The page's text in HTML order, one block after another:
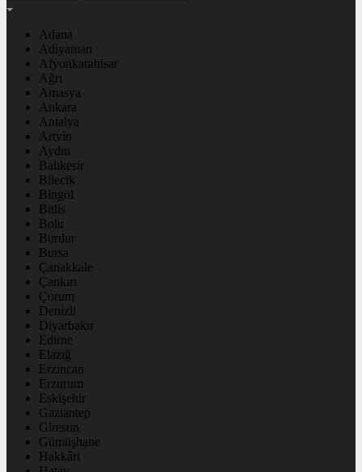
Adana
Adıyaman
Afyonkarahisar
Ağrı
Amasya
Ankara
Antalya
Artvin
Aydın
Balıkesir
Bilecik
Bingöl
Bitlis
Bolu
Burdur
Bursa
Çanakkale
Çankırı
Çorum
Denizli
Diyarbakır
Edirne
Elazığ
Erzincan
Erzurum
Eskişehir
Gaziantep
Giresun
Gümüşhane
Hakkâri